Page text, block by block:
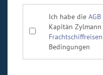
Ich habe die AGB
Kapitän
Frachtschiffreisen
Bedingungen